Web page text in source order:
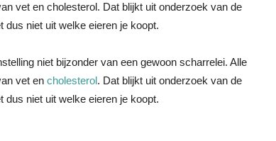
vet en cholesterol. Dat blijkt uit onderzoek van de
dus niet uit welke eieren je koopt.
niet bijzonder van een gewoon scharrelei. Alle
vet en cholesterol. Dat blijkt uit onderzoek van de
dus niet uit welke eieren je koopt.